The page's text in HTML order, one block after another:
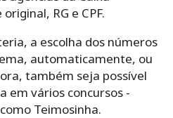
RG e CPF.
‌a‌ ‌escolha‌ ‌dos‌ ‌números‌
‌automaticamente,‌ ‌ou‌
‌também‌ ‌seja‌ ‌possível‌
‌em‌ ‌vários‌ ‌concursos -‌
‌Teimosinha.‌